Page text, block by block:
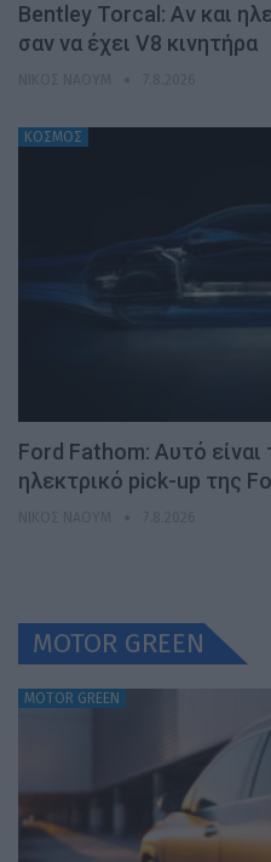
Bentley Torcal: Αν και
σαν να έχει V8 κινητήρα
ΚΟΣΜΟΣ
Ford Fathom: Αυτό είναι
ηλεκτρικό pick-up της
MOTOR GREEN
MOTOR GREEN